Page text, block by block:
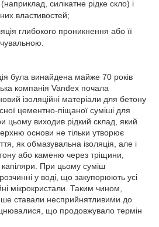
силікатне рідке скло) і
властивостей;
глибокого проникнення або її
була винайдена майже 70 років
компанія Vandex почала
ізоляційні матеріали для бетону
цементно-піщаної суміші для
цьому виходив рідкий склад, який
основи не тільки утворює
як обмазувальна ізоляція, але і
або каменю через тріщини,
При цьому суміш
у воді, що закупорюють усі
мікрокристали. Таким чином,
ставали несприйнятливими до
що продовжувало термін